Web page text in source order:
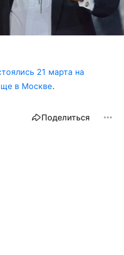
21 марта на
в Москве.
Поделиться